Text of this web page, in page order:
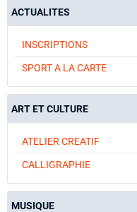
ACTUALITES
INSCRIPTIONS
SPORT A LA CARTE
ART ET CULTURE
ATELIER CREATIF
CALLIGRAPHIE
MUSIQUE